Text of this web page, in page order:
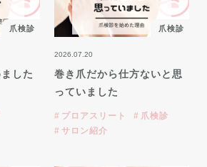
爪検診
した
爪検診
2026.07.20
巻き爪だから仕方ないと思
っていました
プロアスリート
爪検診
サロン紹介